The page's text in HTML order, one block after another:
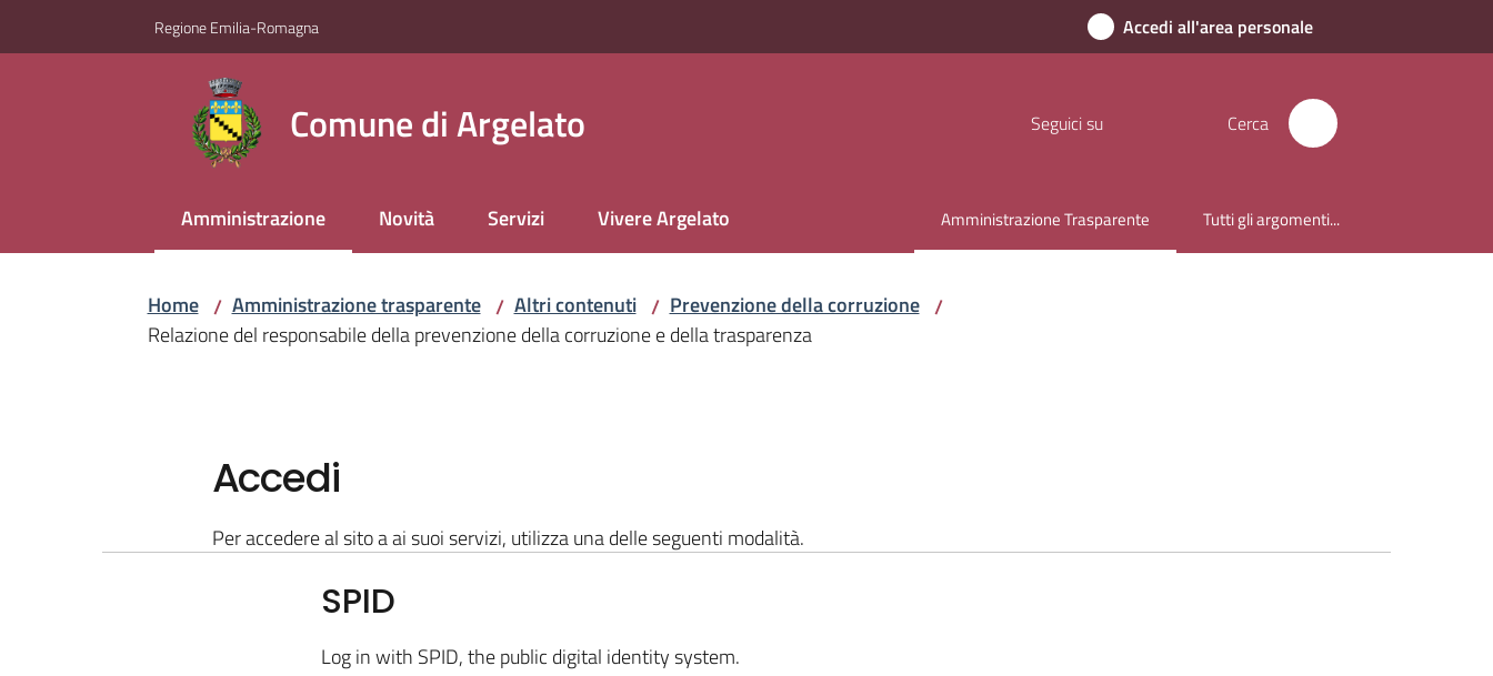
Regione Emilia-Romagna Accedi all'area personale
Comune di Argelato Seguici su Cerca
Amministrazione
Menu selezionato Novità Servizi Vivere Argelato Amministrazione Trasparente
Menu selezionato Tutti gli argomenti...
Home / Amministrazione trasparente / Altri contenuti / Prevenzione della corruzione /
Relazione del responsabile della prevenzione della corruzione e della trasparenza
Accedi
Per accedere al sito a ai suoi servizi, utilizza una delle seguenti modalità.
SPID
Log in with SPID, the public digital identity system.